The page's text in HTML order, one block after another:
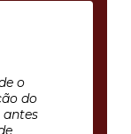
o
do